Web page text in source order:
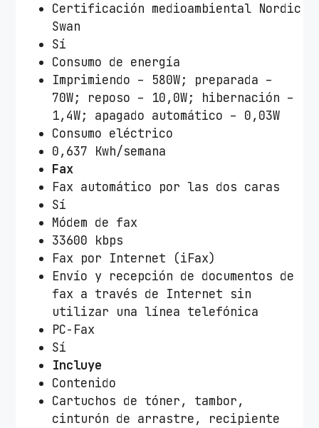
Certificación medioambiental Nordic
Swan
Sí
Consumo de energía
Imprimiendo – 580W; preparada –
70W; reposo – 10,0W; hibernación –
1,4W; apagado automático – 0,03W
Consumo eléctrico
0,637 Kwh/semana
Fax
Fax automático por las dos caras
Sí
Módem de fax
33600 kbps
Fax por Internet (iFax)
Envío y recepción de documentos de
fax a través de Internet sin
utilizar una línea telefónica
PC-Fax
Sí
Incluye
Contenido
Cartuchos de tóner, tambor,
cinturón de arrastre, recipiente